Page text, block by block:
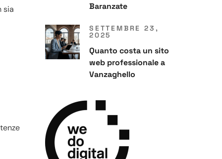
sia
Baranzate
SETTEMBRE 23,
2025
Quanto costa un sito
web professionale a
Vanzaghello